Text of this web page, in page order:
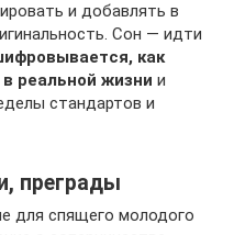
и добавлять в
Сон — идти
как
реальной жизни и
стандартов и
преграды
для спящего молодого